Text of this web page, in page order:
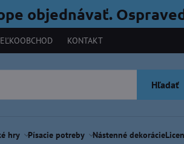
objednávať.
KONTAKT
Hľadať
hry Písacie potreby Nástenné dekorácie